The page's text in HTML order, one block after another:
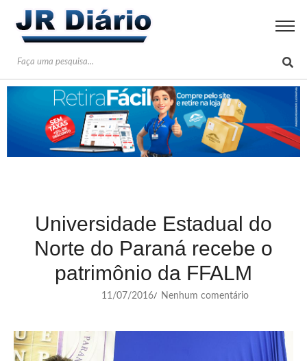
Universidade Estadual do
Norte do Paraná recebe o
patrimônio da FFALM
11/07/2016/ Nenhum comentário